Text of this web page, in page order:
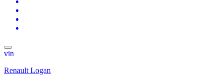
vin
Renault Logan